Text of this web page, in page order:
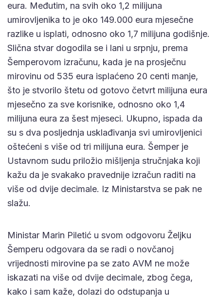
eura. Međutim, na svih oko 1,2 milijuna
umirovljenika to je oko 149.000 eura mjesečne
razlike u isplati, odnosno oko 1,7 milijuna godišnje.
Slična stvar dogodila se i lani u srpnju, prema
Šemperovom izračunu, kada je na prosječnu
mirovinu od 535 eura isplaćeno 20 centi manje,
što je stvorilo štetu od gotovo četvrt milijuna eura
mjesečno za sve korisnike, odnosno oko 1,4
milijuna eura za šest mjeseci. Ukupno, ispada da
su s dva posljednja usklađivanja svi umirovljenici
oštećeni s više od tri milijuna eura. Šemper je
Ustavnom sudu priložio mišljenja stručnjaka koji
kažu da je svakako pravednije izračun raditi na
više od dvije decimale. Iz Ministarstva se pak ne
slažu.
Ministar Marin Piletić u svom odgovoru Željku
Šemperu odgovara da se radi o novčanoj
vrijednosti mirovine pa se zato AVM ne može
iskazati na više od dvije decimale, zbog čega,
kako i sam kaže, dolazi do odstupanja u